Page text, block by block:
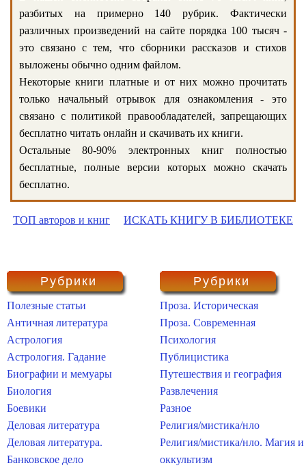
разбитых на примерно 140 рубрик. Фактически
различных произведений на сайте порядка 100 тысяч -
это связано с тем, что сборники рассказов и стихов
выложены обычно одним файлом.
Некоторые книги платные и от них можно прочитать
только начальный отрывок для ознакомления - это
связано с политикой правообладателей, запрещающих
бесплатно читать онлайн и скачивать их книги.
Остальные 80-90% электронных книг полностью
бесплатные, полные версии которых можно скачать
бесплатно.
ТОП авторов и книг ИСКАТЬ КНИГУ В БИБЛИОТЕКЕ
Рубрики
Полезные статьи
Античная литература
Астрология
Астрология. Гадание
Биографии и мемуары
Биология
Боевики
Деловая литература
Деловая литература.
Банковское дело
Рубрики
Проза. Историческая
Проза. Современная
Психология
Публицистика
Путешествия и география
Развлечения
Разное
Религия/мистика/нло
Религия/мистика/нло. Магия и
оккультизм